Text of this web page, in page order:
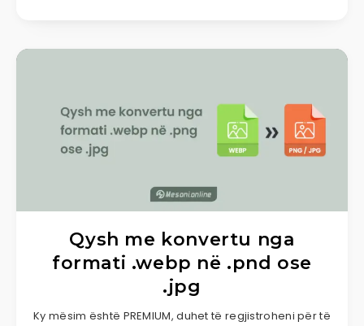
Qysh me konvertu nga
formati .webp në .pnd ose
.jpg
Ky mësim është PREMIUM, duhet të regjistroheni për të